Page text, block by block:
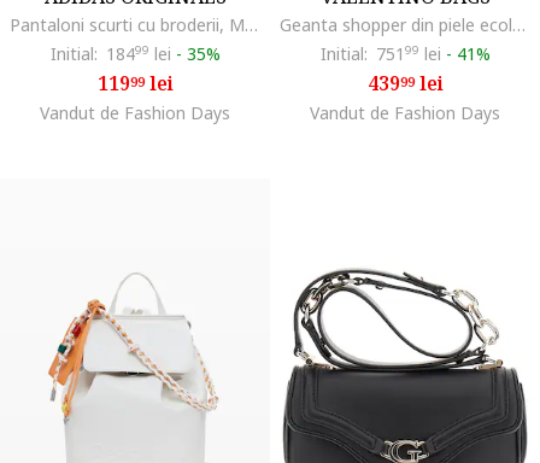
Pantaloni scurti cu broderii, Maro deschis/Alb murdar
Initial: 18499 lei - 35%
11999lei
Vandut de Fashion Days
Geanta shopper din piele ecologica si bareta din material textil pentru umar Zero, Crem
Initial: 751 99 lei - 41%
43999lei
Vandut de Fashion Days